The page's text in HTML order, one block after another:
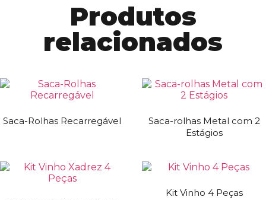
Produtos
relacionados
Saca-Rolhas Recarregável
Saca-rolhas Metal com 2
Estágios
Kit Vinho 4 Peças